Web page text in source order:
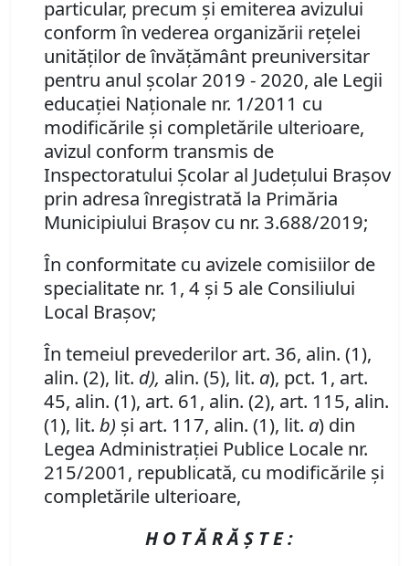
particular, precum şi emiterea avizului
conform în vederea organizării reţelei
unităţilor de învăţământ preuniversitar
pentru anul şcolar 2019 - 2020, ale Legii
educaţiei Naţionale nr. 1/2011 cu
modificările şi completările ulterioare,
avizul conform transmis de
Inspectoratului Şcolar al Judeţului Braşov
prin adresa înregistrată la Primăria
Municipiului Braşov cu nr. 3.688/2019;
În conformitate cu avizele comisiilor de
specialitate nr. 1, 4 şi 5 ale Consiliului
Local Braşov;
În temeiul prevederilor art. 36, alin. (1),
alin. (2), lit. d), alin. (5), lit. a), pct. 1, art.
45, alin. (1), art. 61, alin. (2), art. 115, alin.
(1), lit. b) şi art. 117, alin. (1), lit. a) din
Legea Administraţiei Publice Locale nr.
215/2001, republicată, cu modificările şi
completările ulterioare,
H O T Ă R Ă Ş T E :